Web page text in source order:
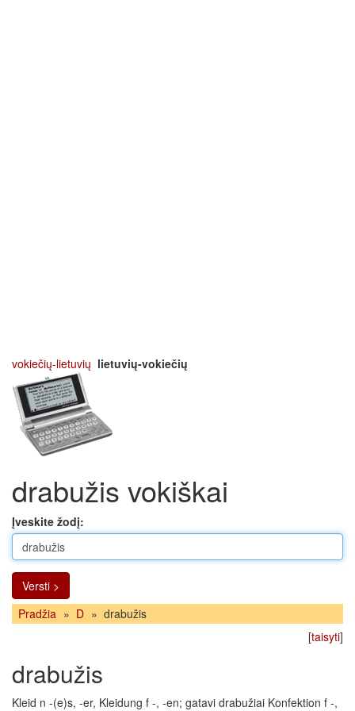
vokiečių-lietuvių lietuvių-vokiečių
drabužis vokiškai
Įveskite žodį:
Versti >
Pradžia » D » drabužis
[taisyti]
drabužis
Kleid n -(e)s, -er, Kleidung f -, -en; gatavi drabužiai Konfektion f -,